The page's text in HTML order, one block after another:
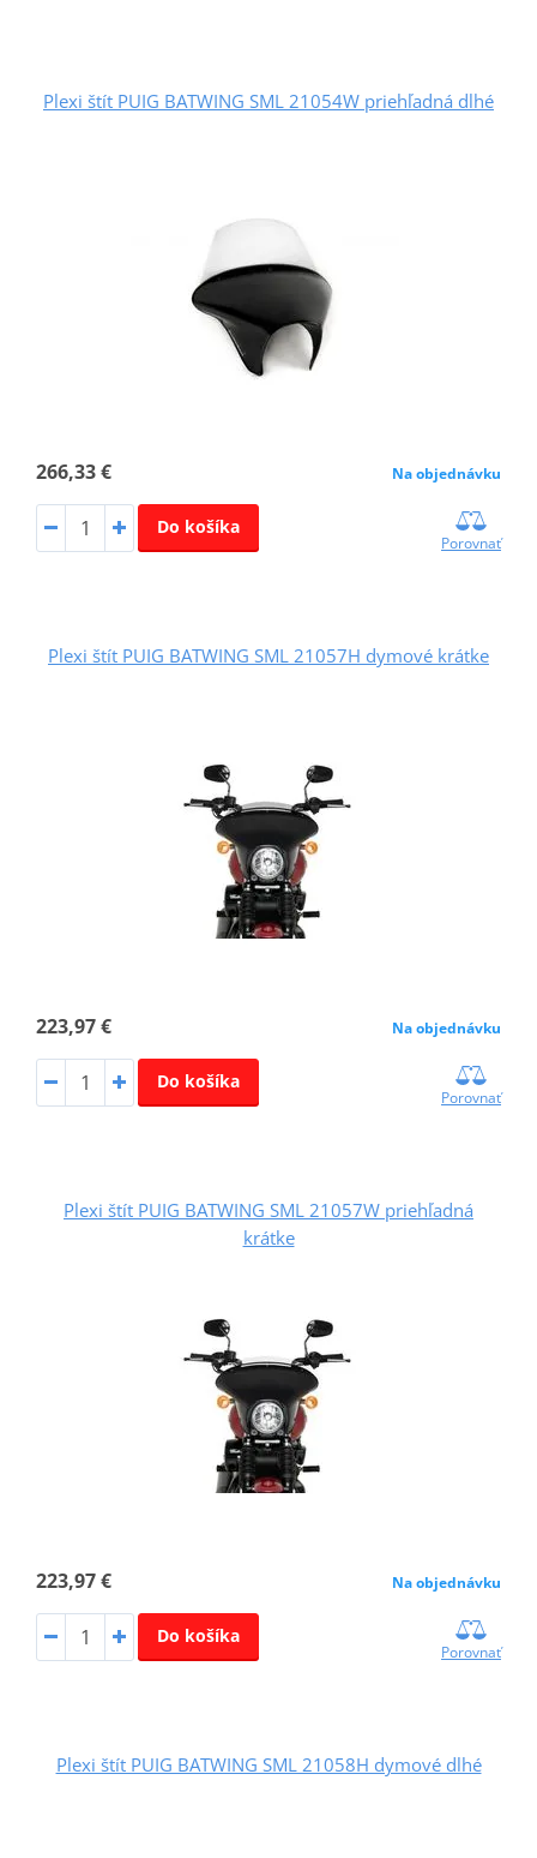
Plexi štít PUIG BATWING SML 21054W priehľadná dlhé
266,33 € Na objednávku
Do košíka
Porovnať
Plexi štít PUIG BATWING SML 21057H dymové krátke
223,97 € Na objednávku
Do košíka
Porovnať
Plexi štít PUIG BATWING SML 21057W priehľadná
krátke
223,97 € Na objednávku
Do košíka
Porovnať
Plexi štít PUIG BATWING SML 21058H dymové dlhé